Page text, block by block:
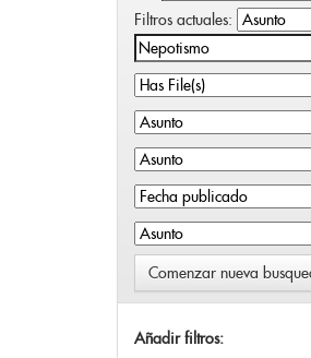
Filtros actuales:
Comenzar nueva
Añadir filtros: